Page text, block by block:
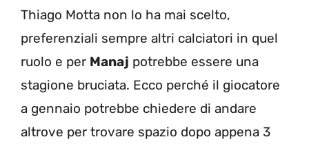
Thiago Motta non lo ha mai scelto,
preferenziali sempre altri calciatori in quel
ruolo e per Manaj potrebbe essere una
stagione bruciata. Ecco perché il giocatore
a gennaio potrebbe chiedere di andare
altrove per trovare spazio dopo appena 3